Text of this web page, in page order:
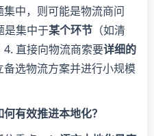
中，则可能是物流商问
是集中于某个环节 （如清
直接向物流商索要详细的
备选物流方案并进行小规模
有效推进本地化？